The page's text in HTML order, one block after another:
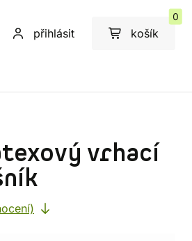
přihlásit košík
0
vrhací